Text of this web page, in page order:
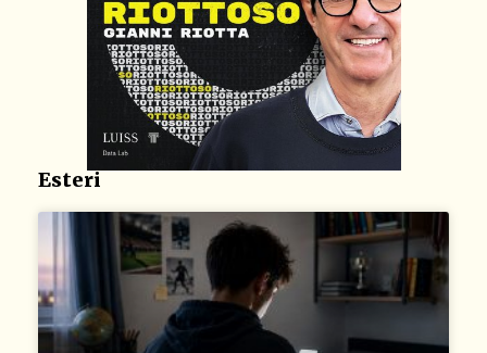
Esteri